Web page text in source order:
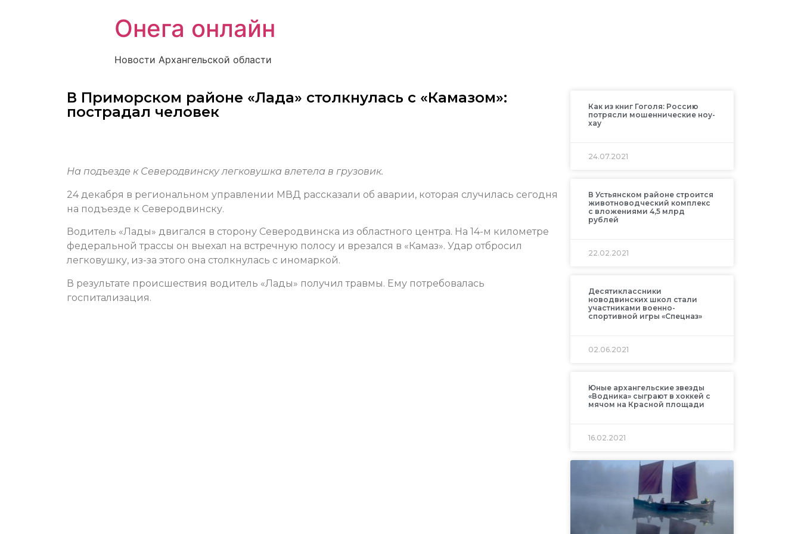
Онега онлайн
Новости Архангельской области
В Приморском районе «Лада» столкнулась с «Камазом»:
пострадал человек
На подъезде к Северодвинску легковушка влетела в грузовик.
24 декабря в региональном управлении МВД рассказали об аварии, которая случилась сегодня
на подъезде к Северодвинску.
Водитель «Лады» двигался в сторону Северодвинска из областного центра. На 14-м километре
федеральной трассы он выехал на встречную полосу и врезался в «Камаз». Удар отбросил
легковушку, из-за этого она столкнулась с иномаркой.
В результате происшествия водитель «Лады» получил травмы. Ему потребовалась
госпитализация.
Как из книг Гоголя: Россию
потрясли мошеннические ноу-
хау
24.07.2021
В Устьянском районе строится
животноводческий комплекс
с вложениями 4,5 млрд
рублей
22.02.2021
Десятиклассники
новодвинских школ стали
участниками военно-
спортивной игры «Спецназ»
02.06.2021
Юные архангельские звезды
«Водника» сыграют в хоккей с
мячом на Красной площади
16.02.2021